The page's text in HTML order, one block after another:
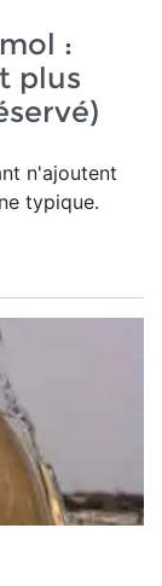
:
plus
n'ajoutent
typique.